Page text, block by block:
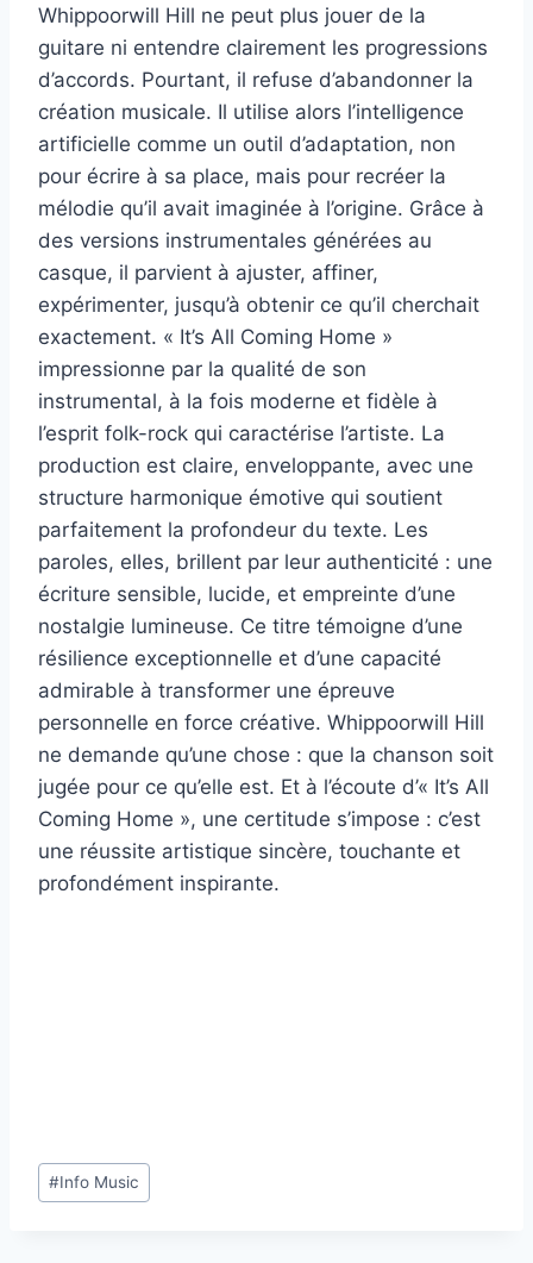
Whippoorwill Hill ne peut plus jouer de la
guitare ni entendre clairement les progressions
d’accords. Pourtant, il refuse d’abandonner la
création musicale. Il utilise alors l’intelligence
artificielle comme un outil d’adaptation, non
pour écrire à sa place, mais pour recréer la
mélodie qu’il avait imaginée à l’origine. Grâce à
des versions instrumentales générées au
casque, il parvient à ajuster, affiner,
expérimenter, jusqu’à obtenir ce qu’il cherchait
exactement. « It’s All Coming Home »
impressionne par la qualité de son
instrumental, à la fois moderne et fidèle à
l’esprit folk-rock qui caractérise l’artiste. La
production est claire, enveloppante, avec une
structure harmonique émotive qui soutient
parfaitement la profondeur du texte. Les
paroles, elles, brillent par leur authenticité : une
écriture sensible, lucide, et empreinte d’une
nostalgie lumineuse. Ce titre témoigne d’une
résilience exceptionnelle et d’une capacité
admirable à transformer une épreuve
personnelle en force créative. Whippoorwill Hill
ne demande qu’une chose : que la chanson soit
jugée pour ce qu’elle est. Et à l’écoute d’« It’s All
Coming Home », une certitude s’impose : c’est
une réussite artistique sincère, touchante et
profondément inspirante.
Étiquettes
de
#Info Music